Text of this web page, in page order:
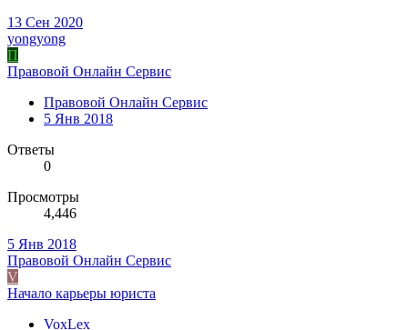
13 Сен 2020
yongyong
П
Правовой Онлайн Сервис
Правовой Онлайн Сервис
5 Янв 2018
Ответы
0
Просмотры
4,446
5 Янв 2018
Правовой Онлайн Сервис
V
Начало карьеры юриста
VoxLex